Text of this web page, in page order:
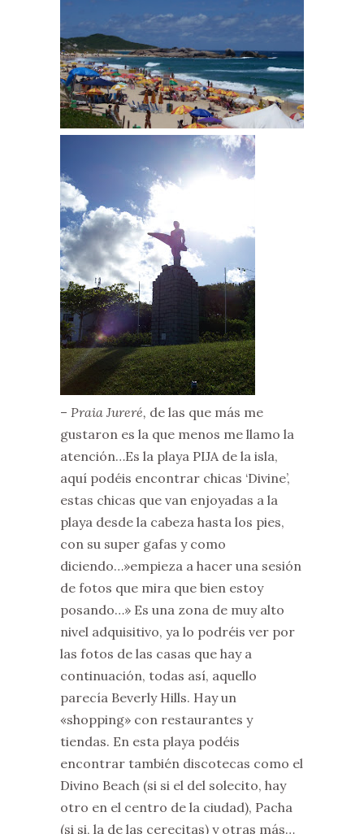
– Praia Jureré, de las que más me
gustaron es la que menos me llamo la
atención…Es la playa PIJA de la isla,
aquí podéis encontrar chicas ‘Divine’,
estas chicas que van enjoyadas a la
playa desde la cabeza hasta los pies,
con su super gafas y como
diciendo…»empieza a hacer una sesión
de fotos que mira que bien estoy
posando…» Es una zona de muy alto
nivel adquisitivo, ya lo podréis ver por
las fotos de las casas que hay a
continuación, todas así, aquello
parecía Beverly Hills. Hay un
«shopping» con restaurantes y
tiendas. En esta playa podéis
encontrar también discotecas como el
Divino Beach (si si el del solecito, hay
otro en el centro de la ciudad), Pacha
(si si, la de las cerecitas) y otras más…